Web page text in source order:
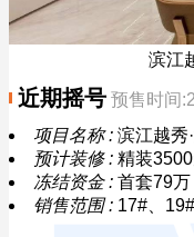
滨江
近期摇号 预售时间
项目名称 : 滨江越秀
预计装修 : 精装
冻结资金 : 首套79
销售范围 : 17#、19#